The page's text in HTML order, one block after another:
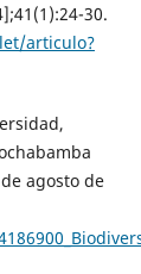
30.
articulo?
agosto de